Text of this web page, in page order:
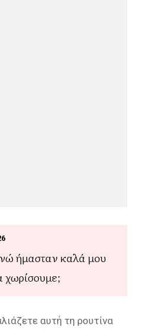
ήμασταν καλά μου
χωρίσουμε;
αυτή τη ρουτίνα